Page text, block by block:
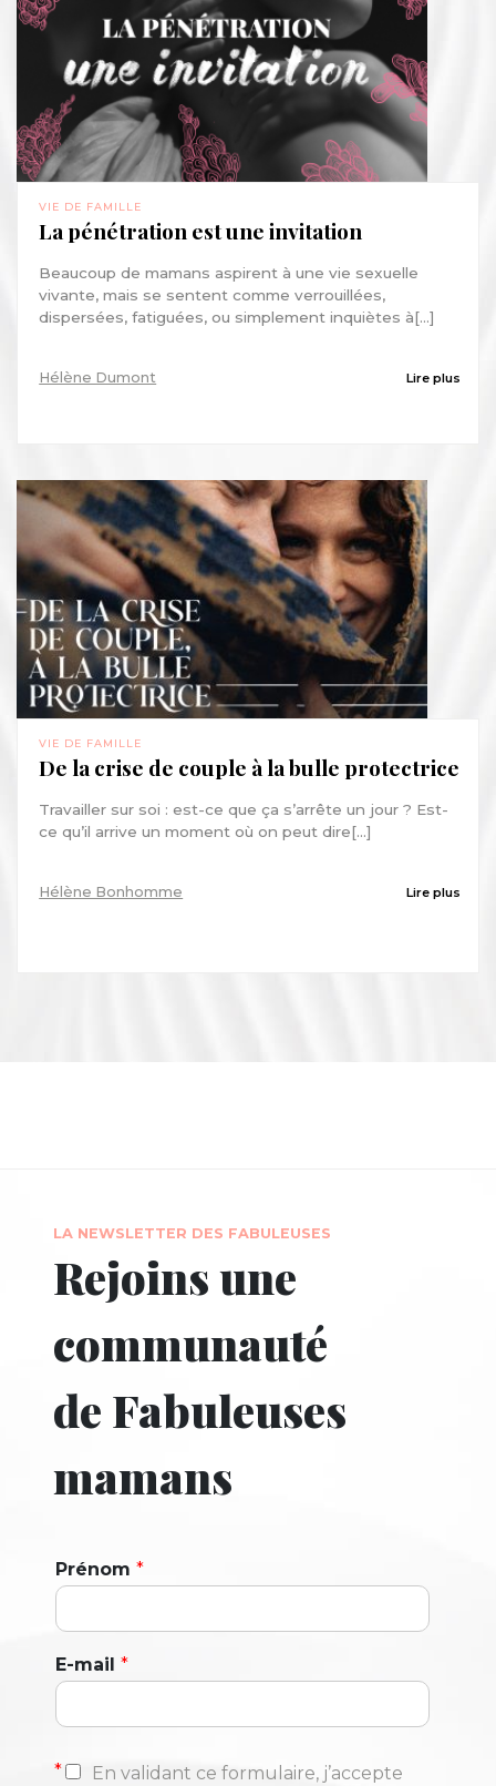
VIE DE FAMILLE
La pénétration est une invitation
Beaucoup de mamans aspirent à une vie sexuelle
vivante, mais se sentent comme verrouillées,
dispersées, fatiguées, ou simplement inquiètes à[...]
Hélène Dumont Lire plus
VIE DE FAMILLE
De la crise de couple à la bulle protectrice
Travailler sur soi : est-ce que ça s’arrête un jour ? Est-
ce qu’il arrive un moment où on peut dire[...]
Hélène Bonhomme Lire plus
LA NEWSLETTER DES FABULEUSES
Rejoins une
communauté
de Fabuleuses
mamans
Prénom *
E-mail *
*
En validant ce formulaire, j’accepte